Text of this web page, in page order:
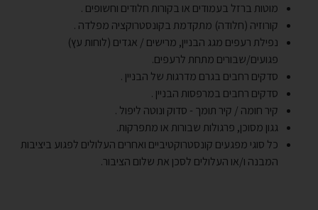
מוטות ברזל בעמודים או בקורות חלודים וחשופים .
קורוזיה (חלודה) מתקדמת בקונסטרוקציה מפלדה .
נפילת רעפים מגג הבניין, מרישים / אגדים (לוחות עץ)
פגועים/שבורים מתחת לרעפים.
סדקים רחבים בגרם מדרגות של הבניין .
סדקים רחבים במרפסות הבניין .
קיר חומה / קיר תומך - סדוק ונוטה ליפול .
גגון מסוכן, פרגולות שבורות או מתפרקות.
כל סוגי מפגעים קונסטרוקטיביים ואחרים העלולים לפגוע ביציבות
המבנה ו/או העלולים לסכן את שלום הציבור.